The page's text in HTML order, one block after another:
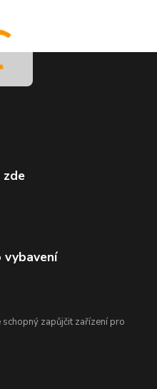
zde
vybavení
zapůjčit zařízení pro